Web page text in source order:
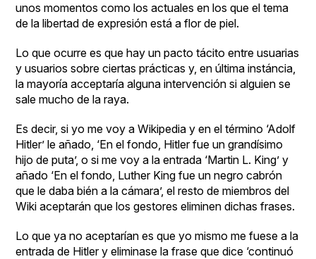
unos momentos como los actuales en los que el tema
de la libertad de expresión está a flor de piel.
Lo que ocurre es que hay un pacto tácito entre usuarias
y usuarios sobre ciertas prácticas y, en última instáncia,
la mayoría acceptaría alguna intervención si alguien se
sale mucho de la raya.
Es decir, si yo me voy a Wikipedia y en el término ‘Adolf
Hitler’ le añado, ‘En el fondo, Hitler fue un grandísimo
hijo de puta’, o si me voy a la entrada ‘Martin L. King’ y
añado ‘En el fondo, Luther King fue un negro cabrón
que le daba bién a la cámara’, el resto de miembros del
Wiki aceptarán que los gestores eliminen dichas frases.
Lo que ya no aceptarían es que yo mismo me fuese a la
entrada de Hitler y eliminase la frase que dice ‘continuó